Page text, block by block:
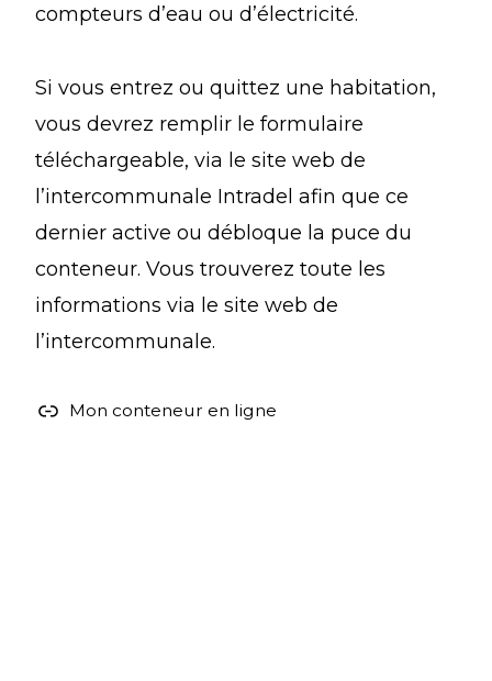
compteurs d’eau ou d’électricité.
Si vous entrez ou quittez une habitation,
vous devrez remplir le formulaire
téléchargeable, via le site web de
l’intercommunale Intradel afin que ce
dernier active ou débloque la puce du
conteneur. Vous trouverez toute les
informations via le site web de
l’intercommunale.
Mon conteneur en ligne